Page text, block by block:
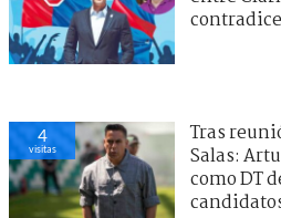
4
visitas
Tras
Salas:
como DT